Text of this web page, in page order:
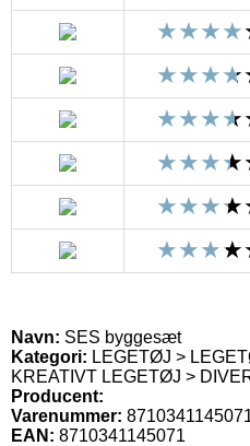
Navn: SES byggesæt
Kategori: LEGETØJ >
KREATIVT LEGETØJ >
Producent:
Varenummer:
EAN: 8710341145071